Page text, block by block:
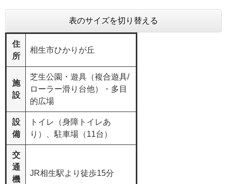
表のサイズを切り替える
住
所
相生市ひかりが丘
施
設
芝生公園・遊具（複合遊具/
ローラー滑り台他）・多目
的広場
設
備
トイレ（身障トイレあ
り）、駐車場（11台）
交
通
機
JR相生駅より徒歩15分